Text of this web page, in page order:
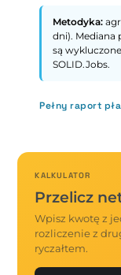
Metodyka:
dni). Mediana
są
SOLID.Jobs.
Pełny raport
KALKULATOR
Przelicz
Wpisz kwotę z
rozliczenie z
ryczałtem.